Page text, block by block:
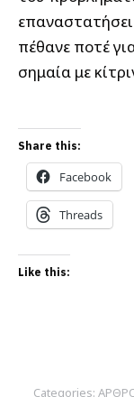
πέθανε ποτέ
σημαία με
Share this:
Facebook
Threads
Like this:
Categories: